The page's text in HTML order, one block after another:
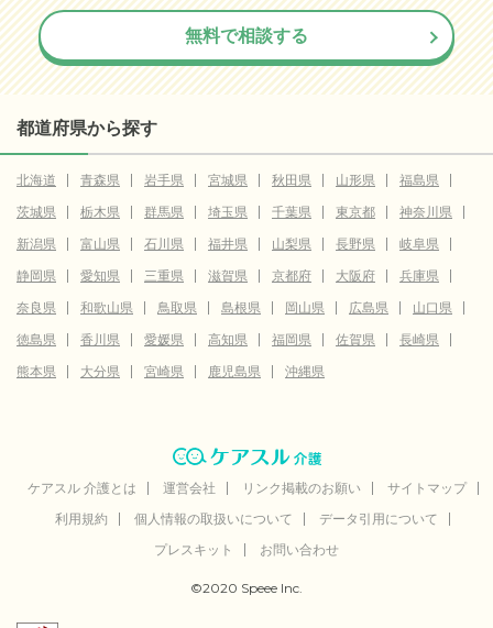
無料で相談する
都道府県から探す
北海道 青森県 岩手県 宮城県 秋田県 山形県
福島県
茨城県
栃木県 群馬県 埼玉県 千葉県 東京都
神奈川県
新潟県
富山県 石川県 福井県 山梨県 長野県
岐阜県
静岡県
愛知県 三重県 滋賀県 京都府 大阪府
兵庫県
奈良県
和歌山県 鳥取県 島根県 岡山県 広島県
山口県
徳島県
香川県 愛媛県 高知県 福岡県 佐賀県
長崎県
熊本県
大分県 宮崎県 鹿児島県 沖縄県
ケアスル 介護とは 運営会社 リンク掲載のお願い
サイトマップ
利用規約
個人情報の取扱いについて
データ引用について
プレスキット
お問い合わせ
©2020 Speee Inc.